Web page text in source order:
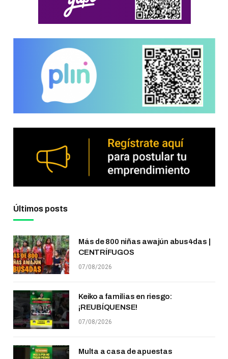
Últimos posts
Más de 800 niñas awajún abus4das |
CENTRÍFUGOS
07/08/2026
Keiko a familias en riesgo:
¡REUBÍQUENSE!
07/08/2026
Multa a casa de apuestas